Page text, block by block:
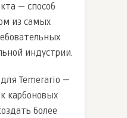
— способ
из самых
индустрии.
Temerario —
карбоновых
более